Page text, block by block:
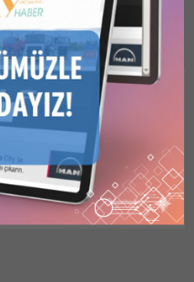
İSTANBUL SULTANGAZİ
HASEKİ EAH EK BİNA
250 YATAK İKMAL
İNŞAATI YAPIM İHALESİ
İSTANBUL SULTANGAZİ
HASEKİ EAH EK BİNA 250
YATAK İKMAL İNŞAATI
YAPIM İHALESİ Sağlık
18.09.2025 0